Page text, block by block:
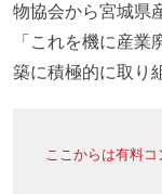
物協会から宮城県
「これを機に産
築に積極的に取り
ここからは有料